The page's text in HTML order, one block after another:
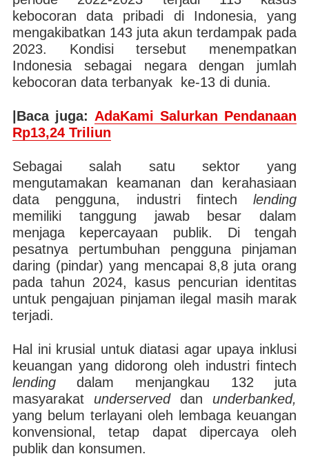
kebocoran data pribadi di Indonesia, yang
mengakibatkan 143 juta akun terdampak pada
2023. Kondisi tersebut menempatkan
Indonesia sebagai negara dengan jumlah
kebocoran data terbanyak ke-13 di dunia.
|Baca juga: AdaKami Salurkan Pendanaan
Rp13,24 Triliun
Sebagai salah satu sektor yang
mengutamakan keamanan dan kerahasiaan
data pengguna, industri fintechlending
memiliki tanggung jawab besar dalam
menjaga kepercayaan publik. Di tengah
pesatnya pertumbuhan pengguna pinjaman
daring (pindar) yang mencapai 8,8 juta orang
pada tahun 2024, kasus pencurian identitas
untuk pengajuan pinjaman ilegal masih marak
terjadi.
Hal ini krusial untuk diatasi agar upaya inklusi
keuangan yang didorong oleh industri fintech
lendingdalam menjangkau 132 juta
masyarakat underserveddan underbanked,
yang belum terlayani oleh lembaga keuangan
konvensional, tetap dapat dipercaya oleh
publik dan konsumen.